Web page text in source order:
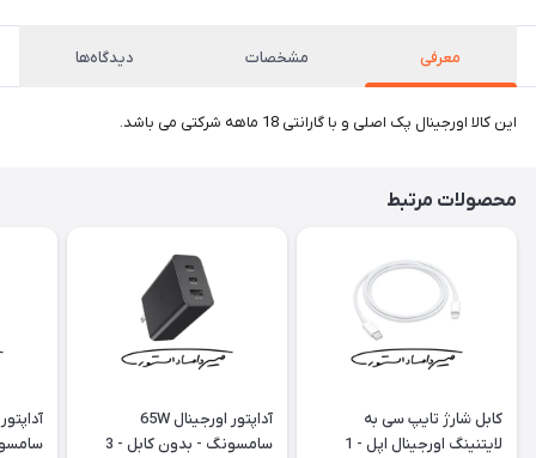
معرفی مشخصات دیدگاه‌ها
این کالا اورجینال پک اصلی و با گارانتی 18 ماهه شرکتی می باشد.
محصولات مرتبط
کابل شارژ تایپ سی به
لایتنینگ اورجینال اپل - 1
آداپتور اورجینال 65W
سامسونگ - بدون کابل - 3